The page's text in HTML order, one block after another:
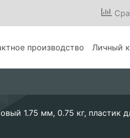
производство Личный
1.75 мм, 0.75 кг, пластик